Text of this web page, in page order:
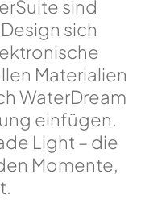
sind
sich
Materialien
WaterDream
einfügen.
Light – die
Momente,